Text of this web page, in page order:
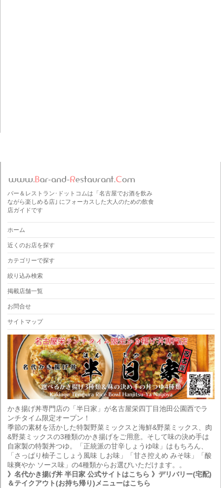
バー＆レストラン･ドットコムは「名古屋でお酒を飲み
ながら楽しめる店｣ にフォーカスした大人のための飲食
店ガイドです
ホーム
近くのお店を探す
カテゴリーで探す
絞り込み検索
掲載店舗一覧
お問合せ
サイトマップ
かき揚げ丼専門店の「半日家」が名古屋栄四丁目池田公園西でラ
ンチタイム限定オープン！
季節の素材を活かした特製野菜ミックスと海鮮&野菜ミックス、肉
&野菜ミックスの3種類のかき揚げをご用意。そして味の決め手は
自家製の特製丼つゆ。「正統派の甘辛しょうゆ味」はもちろん、
「さっぱり柚子こしょう風味 しお味」「甘さ控えめ みそ味」「酸
味爽やか ソース味」の4種類からお選びいただけます。。
》名代かき揚げ丼 半日家 公式サイトはこちら 》デリバリー(宅配)
＆テイクアウト(お持ち帰り)メニューはこちら